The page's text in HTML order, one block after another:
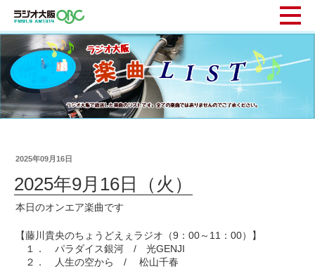
2025年09月16日
2025年9月16日（火）
本日のオンエア楽曲です
【藤川貴央のちょうどえぇラジオ（9：00～11：00）】
１． パラダイス銀河 / 光GENJI
２． 人生の空から / 松山千春